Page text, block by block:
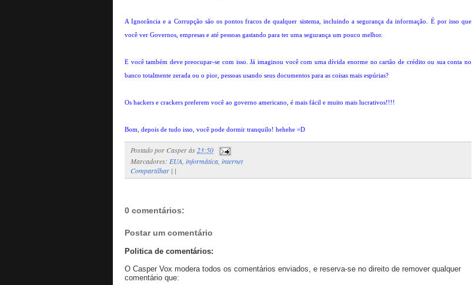
A Ignorância e a Corrupção são os pontos fracos de qualquer sistema, incluindo a segurança da informação. É por isso que
você ver Governos, empresas e até pessoas gastando para ter uma segurança um pouco melhor.
E você também deve preocupar-se com isso. Já imaginou você com uma dívida enorme no cartão de crédito ou sua conta no
banco totalmente zerada ou o pior, pessoas usando seus documentos para as coisas mais espúrias?
Os hackers e crackers preferem você ao governo americano, é mais fácil e muito mais lucrativos!!!!
Bom, depois de tudo isso, você pode dormir tranquilo! hehehe =D
Postado por Casperàs 23:50
Marcadores: EUA informática internet
Compartilhar | |
0 comentários:
Postar um comentário
Politica de comentários:
O Casper Vox modera todos os comentários enviados, e reserva-se no direito de remover qualquer
comentário que: